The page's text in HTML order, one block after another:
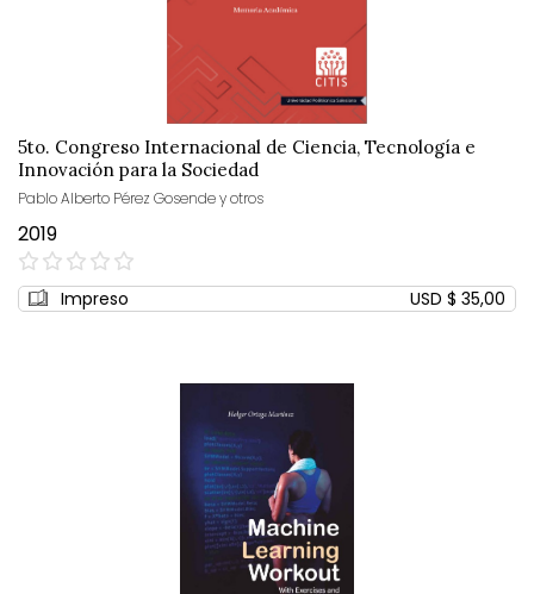
5to. Congreso Internacional de Ciencia, Tecnología e
Innovación para la Sociedad
Pablo Alberto Pérez Gosende y otros
2019
0%
Impreso USD $ 35,00